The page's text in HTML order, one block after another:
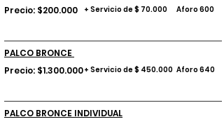
+ Servicio de $ 70.000
Precio: $200.000 Aforo 600
PALCO BRONCE
+ Servicio de $ 450.000
Precio: $1.300.000 Aforo 640
PALCO BRONCE INDIVIDUAL